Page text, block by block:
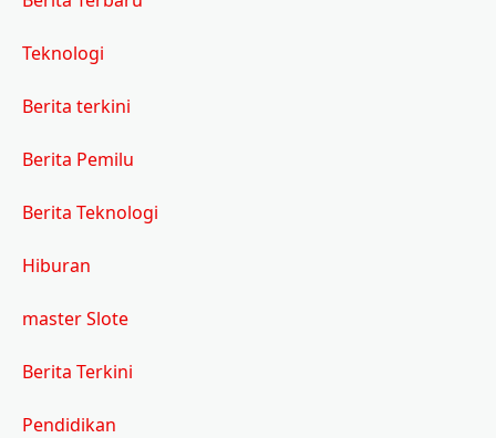
Teknologi
Berita terkini
Berita Pemilu
Berita Teknologi
Hiburan
master Slote
Berita Terkini
Pendidikan